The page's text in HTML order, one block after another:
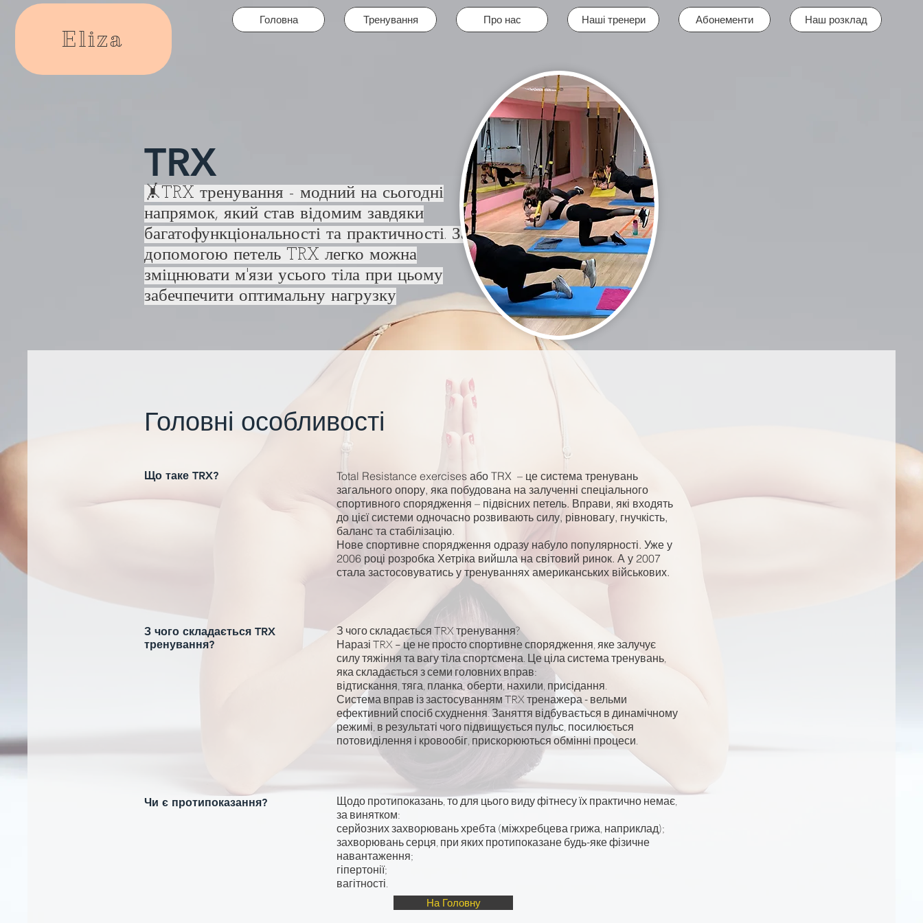
Головна Тренування Про нас Наші тренери Абонементи Наш розклад
Eliza
TRX
🤸TRX тренування - модний на сьогодні
напрямок, який став відомим завдяки
багатофункціональності та практичності. За
допомогою петель TRX легко можна
зміцнювати м'язи усього тіла при цьому
забечпечити оптимальну нагрузку
Головні особливості
Що таке TRX?
Total Resistance exercises або TRX – це система тренувань
загального опору, яка побудована на залученні спеціального
спортивного спорядження – підвісних петель. Вправи, які входять
до цієї системи одночасно розвивають силу, рівновагу, гнучкість,
баланс та стабілізацію.
Нове спортивне спорядження одразу набуло популярності. Уже у
2006 році розробка Хетріка вийшла на світовий ринок. А у 2007
стала застосовуватись у тренуваннях американських військових.
З чого складається TRX
тренування?
З чого складається TRX тренування?
Наразі TRX – це не просто спортивне спорядження, яке залучує
силу тяжіння та вагу тіла спортсмена. Це ціла система тренувань,
яка складається з семи головних вправ:
відтискання, тяга, планка, оберти, нахили, присідання.
Система вправ із застосуванням TRX тренажера - вельми
ефективний спосіб схуднення. Заняття відбувається в динамічному
режимі, в результаті чого підвищується пульс, посилюється
потовиділення і кровообіг, прискорюються обмінні процеси.
Чи є протипоказання?
Щодо протипоказань, то для цього виду фітнесу їх практично немає,
за винятком:
серйозних захворювань хребта (міжхребцева грижа, наприклад);
захворювань серця, при яких протипоказане будь-яке фізичне
навантаження;
гіпертонії;
вагітності.
На Головну